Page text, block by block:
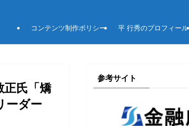
コンテンツ制作ポリシー 平 行秀のプロフィール
正氏「矯
ーダー
参考サイト